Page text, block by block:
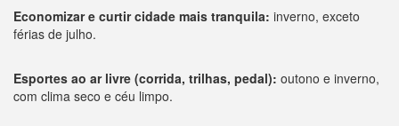
Economizar e curtir cidade mais tranquila: inverno, exceto
férias de julho.
Esportes ao ar livre (corrida, trilhas, pedal): outono e inverno,
com clima seco e céu limpo.